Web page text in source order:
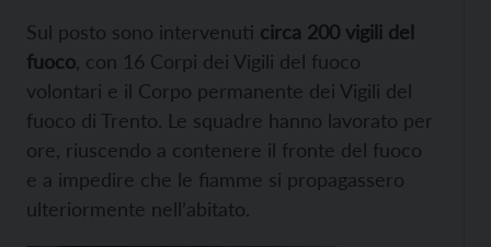
Sul posto sono intervenuti circa 200 vigili del
fuoco , con 16 Corpi dei Vigili del fuoco
volontari e il Corpo permanente dei Vigili del
fuoco di Trento. Le squadre hanno lavorato per
ore, riuscendo a contenere il fronte del fuoco
e a impedire che le fiamme si propagassero
ulteriormente nell’abitato.